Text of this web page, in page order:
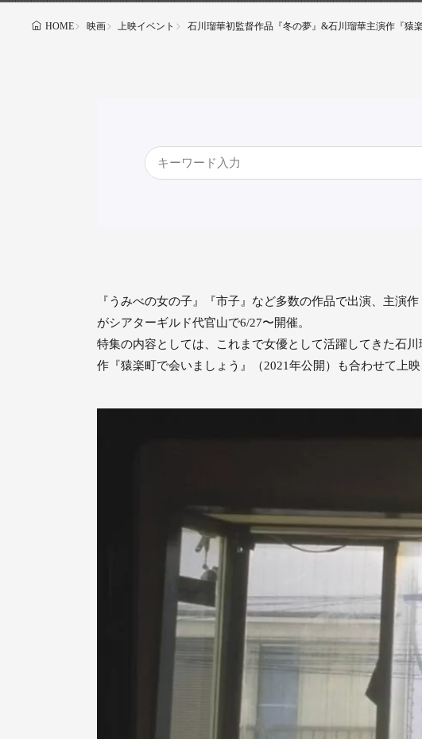
HOME 映画 上映イベント 石川瑠華初監督作品『冬の夢』&石川瑠華主演作『猿
『うみべの女の子』『市子』など多数の作品で出演、主演
がシアターギルド代官山で6/27〜開催。
特集の内容としては、これまで女優として活躍してきた石
作『猿楽町で会いましょう』（2021年公開）も合わせて上